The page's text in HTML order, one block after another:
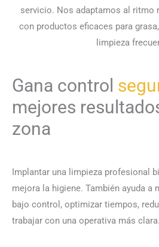
servicio. Nos adaptamos al ritmo
con productos eficaces para
limpieza
Gana control
mejores
zona
Implantar una limpieza profesional
mejora la higiene. También ayuda a
bajo control, optimizar tiempos,
trabajar con una operativa más clara.